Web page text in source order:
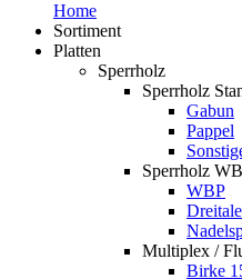
Home
Sortiment
Platten
Sperrholz
Sperrholz
Gabun
Pappel
Sperrholz
WBP
Multiplex /
Birke